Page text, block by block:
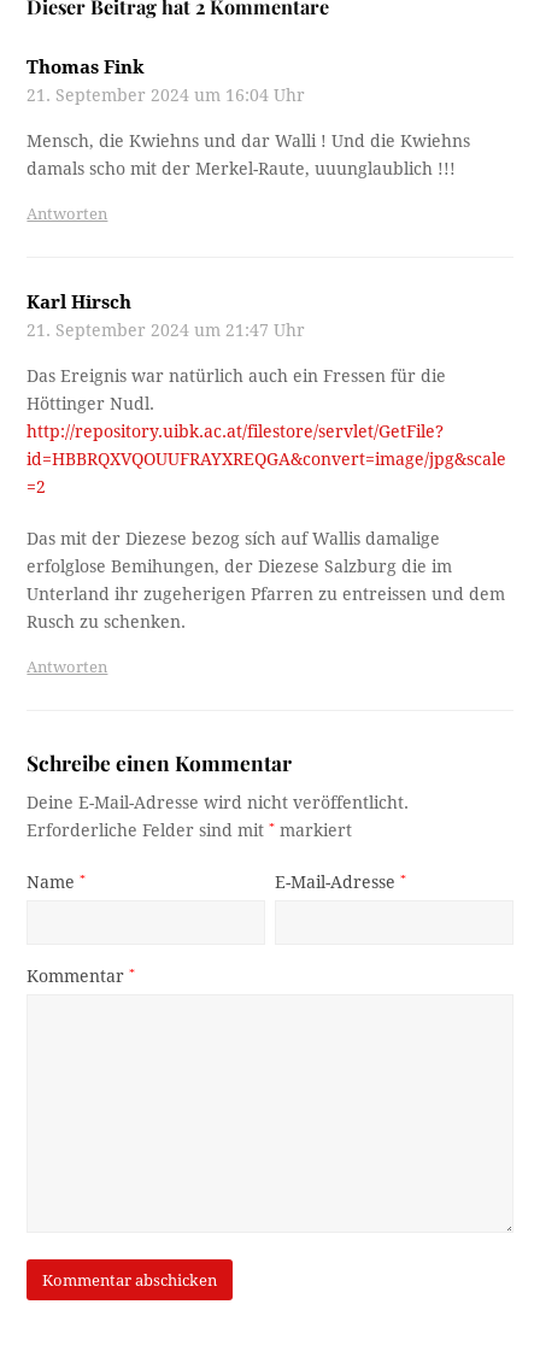
Dieser Beitrag hat 2 Kommentare
Thomas Fink
21. September 2024 um 16:04 Uhr
Mensch, die Kwiehns und dar Walli ! Und die Kwiehns
damals scho mit der Merkel-Raute, uuunglaublich !!!
Antworten
Karl Hirsch
21. September 2024 um 21:47 Uhr
Das Ereignis war natürlich auch ein Fressen für die
Höttinger Nudl.
http://repository.uibk.ac.at/filestore/servlet/GetFile?
id=HBBRQXVQOUUFRAYXREQGA&convert=image/jpg&scale
=2
Das mit der Diezese bezog sích auf Wallis damalige
erfolglose Bemihungen, der Diezese Salzburg die im
Unterland ihr zugeherigen Pfarren zu entreissen und dem
Rusch zu schenken.
Antworten
Schreibe einen Kommentar
Deine E-Mail-Adresse wird nicht veröffentlicht.
Erforderliche Felder sind mit* markiert
Name* E-Mail-Adresse*
Kommentar*